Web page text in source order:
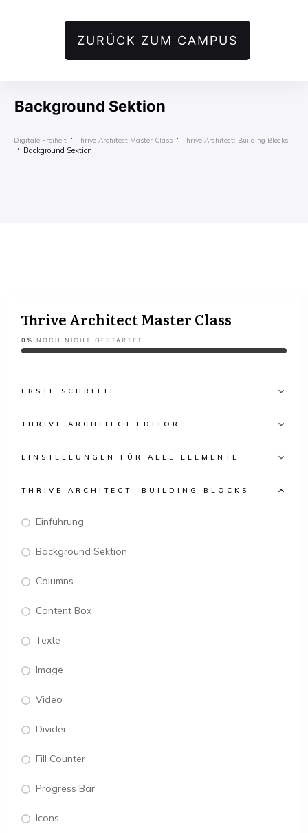
ZURÜCK ZUM CAMPUS
Background Sektion
Digitale Freiheit Thrive Architect Master Class Thrive Architect: Building Blocks
Background Sektion
Thrive Architect Master Class
0% NOCH NICHT GESTARTET
ERSTE SCHRITTE
THRIVE ARCHITECT EDITOR
EINSTELLUNGEN FÜR ALLE ELEMENTE
THRIVE ARCHITECT: BUILDING BLOCKS
Einführung
Background Sektion
Columns
Content Box
Texte
Image
Video
Divider
Fill Counter
Progress Bar
Icons